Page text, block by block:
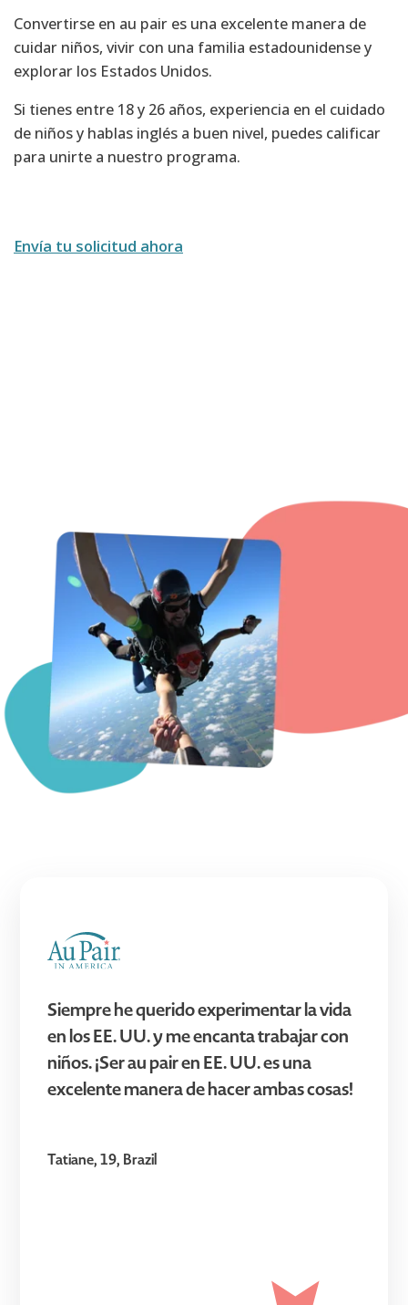
Convertirse en au pair es una excelente manera de
cuidar niños, vivir con una familia estadounidense y
explorar los Estados Unidos.
Si tienes entre 18 y 26 años, experiencia en el cuidado
de niños y hablas inglés a buen nivel, puedes calificar
para unirte a nuestro programa.
Envía tu solicitud ahora
Siempre he querido experimentar la vida
en los EE. UU. y me encanta trabajar con
niños. ¡Ser au pair en EE. UU. es una
excelente manera de hacer ambas cosas!
Tatiane, 19, Brazil